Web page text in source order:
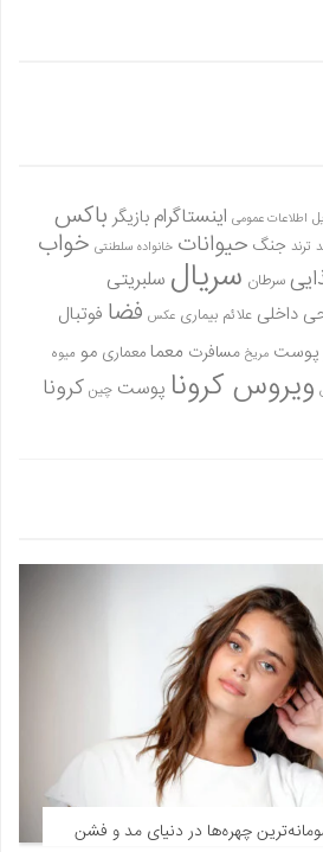
اطلاعات عمومی اینستاگرام بازیگر باکس
ترند جنگ حیوانات خانواده سلطنتی خواب
سرطان سریال سلبریتی
داخلی علائم بیماری عکس فضا فوتبال
پوست مریخ مسافرت معمامعماری مو میوه
ویروس کرونا پوست چین کرونا
چهره‌ها در دنیای مد و فشن